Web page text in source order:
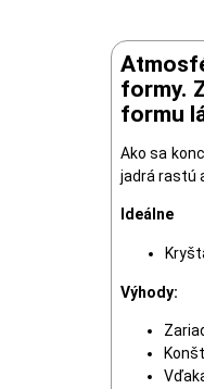
formy.
formu
Ako sa
jadrá rastú
Ideálne
Výhody: